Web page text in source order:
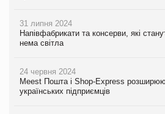
31 липня 2024
Напівфабрикати та консерви, які
нема світла
24 червня 2024
Meest Пошта і Shop-Express
українських підприємців